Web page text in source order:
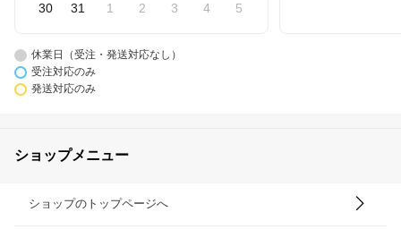
30 31 1 2 3 4 5
休業日（受注・発送対応なし）
受注対応のみ
発送対応のみ
ショップメニュー
ショップのトップページへ